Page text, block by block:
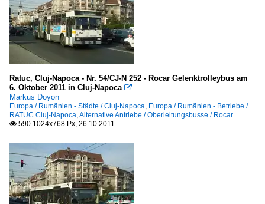
Ratuc, Cluj-Napoca - Nr. 54/CJ-N 252 - Rocar Gelenktrolleybus am
6. Oktober 2011 in Cluj-Napoca 
Markus Doyon
Europa / Rumänien - Städte / Cluj-Napoca, Europa / Rumänien - Betriebe /
RATUC Cluj-Napoca,Alternative Antriebe / Oberleitungsbusse / Rocar
 590 1024x768 Px, 26.10.2011